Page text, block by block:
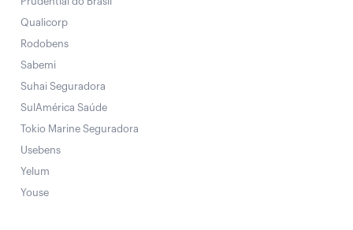
Qualicorp
Rodobens
Sabemi
Suhai Seguradora
SulAmérica Saúde
Tokio Marine Seguradora
Usebens
Yelum
Youse